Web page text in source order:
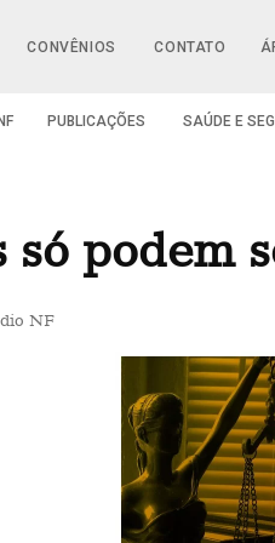
CONVÊNIOS CONTATO
PUBLICAÇÕES SAÚDE E
só podem
NF